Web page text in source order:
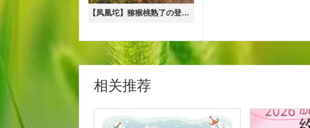
【凤凰坨】猕猴桃熟了の登天驾雾之感-杏树台-凤凰坨11公里穿越<初级>
相关推荐